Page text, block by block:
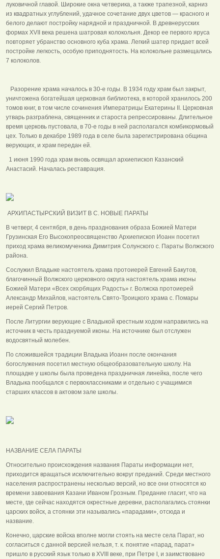
луковичной главой. Широкие окна четверика, а также трапезной, карниз
из квадратных углублений, удачное сочетание двух цветов — красного и
белого делают постройку нарядной и праздничной. В древнерусских
формах XVII века решена шатровая колокольня. Декор ее первого яруса
повторяет убранство основного куба храма. Легкий шатер придает всей
постройке легкость, особую приподнятость. На колокольне размещались
7 колоколов.
Разорение храма началось в 30-е годы. В 1934 году храм был закрыт,
уничтожена богатейшая церковная библиотека, в которой хранилось 200
томов книг, в том числе сочинения Императрицы Екатерины II. Церковная
утварь разграблена, священник и староста репрессированы. Длительное
время церковь пустовала, в 70-е годы в ней располагался комбикормовый
цех. Только в декабре 1989 года в селе была зарегистрирована община
верующих, и храм передан ей.
1 июня 1990 года храм вновь освящал архиепископ Казанский
Анастасий. Началась реставрация.
АРХИПАСТЫРСКИЙ ВИЗИТ В С. НОВЫЕ ПАРАТЫ
В четверг, 4 сентября, в день празднования образа Божией Матери
Грузинская Его Высокопреосвященство Архиепископ Иоанн посетил
приход храма великомученика Димитрия Солунского с. Параты Волжского
района.
Сослужил Владыке настоятель храма протоиерей Евгений Бакутов,
благочинный Волжского церковного округа настоятель храма иконы
Божией Матери «Всех скорбящих Радость» г. Волжска протоиерей
Александр Михайлов, настоятель Свято-Троицкого храма с. Помары
иерей Сергий Петров.
После Литургии верующие с Владыкой крестным ходом направились на
источник в честь празднуемой иконы. На источнике был отслужен
водосвятный молебен.
По сложившейся традиции Владыка Иоанн после окончания
богослужения посетил местную общеобразовательную школу. На
площадке у школы была проведена праздничная линейка, после чего
Владыка пообщался с первоклассниками и отдельно с учащимися
старших классов в актовом зале школы.
НАЗВАНИЕ СЕЛА ПАРАТЫ
Относительно происхождения названия Параты информации нет,
приходится вращаться исключительно вокруг преданий. Среди местного
населения распространены несколько версий, но все они относятся ко
времени завоевания Казани Иваном Грозным. Предание гласит, что на
месте, где сейчас находятся окрестные деревни, располагались стоянки
царских войск, а стоянки эти назывались «парадами», отсюда и
название.
Конечно, царские войска вполне могли стоять на месте села Парат, но
согласиться с данной версией нельзя, т. к. понятие «парад, парат»
пришло в русский язык только в XVIII веке, при Петре I, и заимствовано